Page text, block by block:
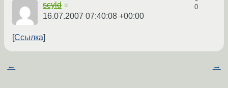
0
scyld ☆
16.07.2007 07:40:08 +00:00
Ссылка
← →